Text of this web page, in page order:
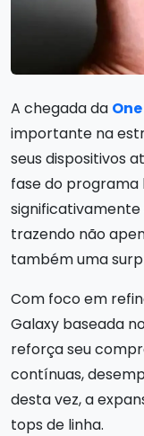
A chegada da
importante na
seus dispositivos
fase do
trazendo não
também uma
Com foco em
Galaxy baseada
reforça seu
contínuas,
desta vez, a
tops de linha.